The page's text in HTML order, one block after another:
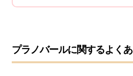
プラノバールに関するよく